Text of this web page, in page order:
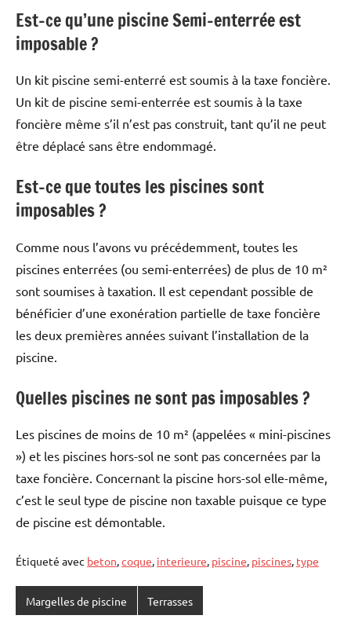
Est-ce qu’une piscine Semi-enterrée est
imposable ?
Un kit piscine semi-enterré est soumis à la taxe foncière.
Un kit de piscine semi-enterrée est soumis à la taxe
foncière même s’il n’est pas construit, tant qu’il ne peut
être déplacé sans être endommagé.
Est-ce que toutes les piscines sont
imposables ?
Comme nous l’avons vu précédemment, toutes les
piscines enterrées (ou semi-enterrées) de plus de 10 m²
sont soumises à taxation. Il est cependant possible de
bénéficier d’une exonération partielle de taxe foncière
les deux premières années suivant l’installation de la
piscine.
Quelles piscines ne sont pas imposables ?
Les piscines de moins de 10 m² (appelées « mini-piscines
») et les piscines hors-sol ne sont pas concernées par la
taxe foncière. Concernant la piscine hors-sol elle-même,
c’est le seul type de piscine non taxable puisque ce type
de piscine est démontable.
Étiqueté avec beton,coque, interieure, piscine, piscines, type
Margelles de piscine Terrasses